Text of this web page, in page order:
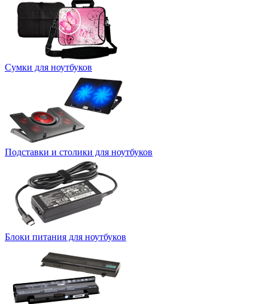
Сумки для ноутбуков
Подставки и столики для ноутбуков
Блоки питания для ноутбуков